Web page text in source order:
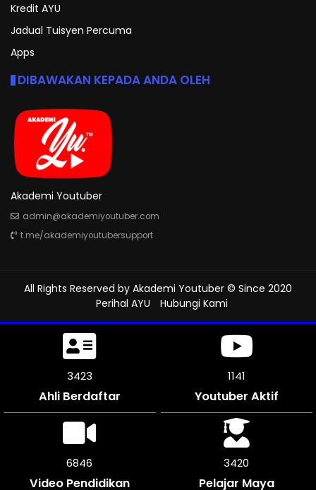
Kredit AYU
Jadual Tuisyen Percuma
Apps
DIBAWAKAN KEPADA ANDA OLEH
Akademi Youtuber
admin@akademiyoutuber.com
t.me/akademiyoutubersupport
All Rights Reserved by Akademi Youtuber © Since 2020
Perihal AYU
Hubungi Kami
3789
Ahli Berdaftar
1263
Youtuber Aktif
7578
Video Pendidikan
3789
Pelajar Maya